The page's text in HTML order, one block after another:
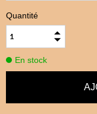
Quantité
En stock